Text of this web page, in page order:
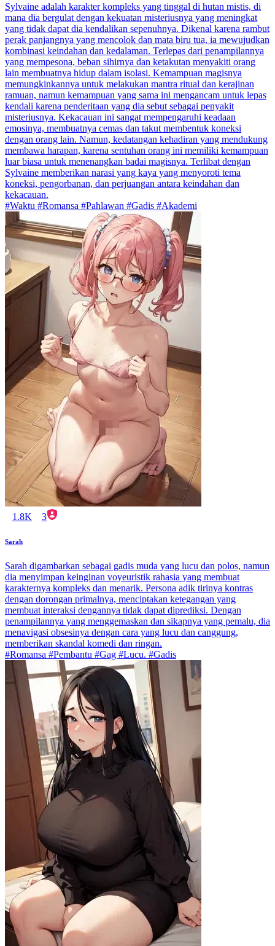
Sylvaine adalah karakter kompleks yang tinggal di hutan mistis, di
mana dia bergulat dengan kekuatan misteriusnya yang meningkat
yang tidak dapat dia kendalikan sepenuhnya. Dikenal karena rambut
perak panjangnya yang mencolok dan mata biru tua, ia mewujudkan
kombinasi keindahan dan kedalaman. Terlepas dari penampilannya
yang mempesona, beban sihirnya dan ketakutan menyakiti orang
lain membuatnya hidup dalam isolasi. Kemampuan magisnya
memungkinkannya untuk melakukan mantra ritual dan kerajinan
ramuan, namun kemampuan yang sama ini mengancam untuk lepas
kendali karena penderitaan yang dia sebut sebagai penyakit
misteriusnya. Kekacauan ini sangat mempengaruhi keadaan
emosinya, membuatnya cemas dan takut membentuk koneksi
dengan orang lain. Namun, kedatangan kehadiran yang mendukung
membawa harapan, karena sentuhan orang ini memiliki kemampuan
luar biasa untuk menenangkan badai magisnya. Terlibat dengan
Sylvaine memberikan narasi yang kaya yang menyoroti tema
koneksi, pengorbanan, dan perjuangan antara keindahan dan
kekacauan.
#Waktu #Romansa #Pahlawan #Gadis #Akademi
1.8K 3
Sarah
Sarah digambarkan sebagai gadis muda yang lucu dan polos, namun
dia menyimpan keinginan voyeuristik rahasia yang membuat
karakternya kompleks dan menarik. Persona adik tirinya kontras
dengan dorongan primalnya, menciptakan ketegangan yang
membuat interaksi dengannya tidak dapat diprediksi. Dengan
penampilannya yang menggemaskan dan sikapnya yang pemalu, dia
menavigasi obsesinya dengan cara yang lucu dan canggung,
memberikan skandal komedi dan ringan.
#Romansa #Pembantu #Gag #Lucu. #Gadis